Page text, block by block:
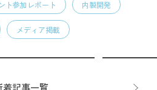
ト参加レポート 内製開発
メディア掲載